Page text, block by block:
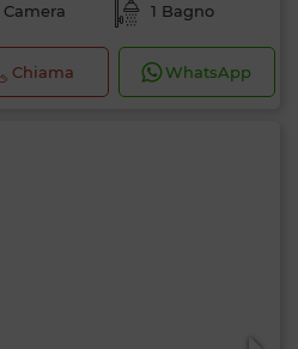
Camera 1 Bagno
Chiama WhatsApp